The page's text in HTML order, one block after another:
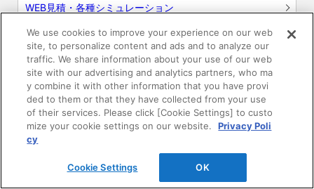
WEB見積・各種シミュレーション
交換用部品の購入
修理・点検
お問い合わせ
ログイン
建築・設計関係者様向けサイト
We use cookies to improve your experience on our web
site, to personalize content and ads and to analyze our
traffic. We share information about your use of our web
site with our advertising and analytics partners, who ma
y combine it with other information that you have provi
ded to them or that they have collected from your use
of their services. Please click [Cookie Settings] to custo
mize your cookie settings on our website.
Privacy Poli
cy
Cookie Settings OK